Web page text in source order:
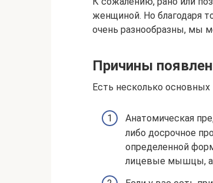
женщиной. Но благодаря
очень разнообразны, мы
Причины
Есть несколько
Анатомическая
либо досрочное
определенной
лицевые мышцы, а